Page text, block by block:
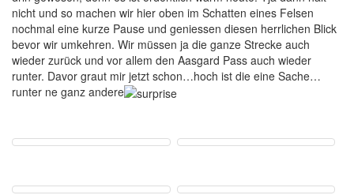
nicht und so machen wir hier oben im Schatten eines Felsen
nochmal eine kurze Pause und geniessen diesen herrlichen Blick
bevor wir umkehren. Wir müssen ja die ganze Strecke auch
wieder zurück und vor allem den Aasgard Pass auch wieder
runter. Davor graut mir jetzt schon…hoch ist die eine Sache…
runter ne ganz andere